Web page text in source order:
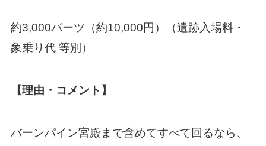
約3,000バーツ（約10,000円）（遺跡入場料・
象乗り代 等別）
【理由・コメント】
バーンパイン宮殿まで含めてすべて回るなら、